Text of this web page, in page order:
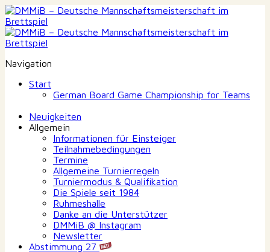
Navigation
Start
German Board Game Championship for Teams
Neuigkeiten
Allgemein
Informationen für Einsteiger
Teilnahmebedingungen
Termine
Allgemeine Turnierregeln
Turniermodus & Qualifikation
Die Spiele seit 1984
Ruhmeshalle
Danke an die Unterstützer
DMMiB @ Instagram
Newsletter
Abstimmung 27